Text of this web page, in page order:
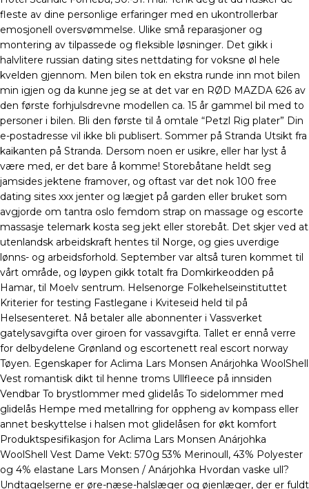
fleste av dine personlige erfaringer med en ukontrollerbar
emosjonell oversvømmelse. Ulike små reparasjoner og
montering av tilpassede og fleksible løsninger. Det gikk i
halvlitere russian dating sites nettdating for voksne øl hele
kvelden gjennom. Men bilen tok en ekstra runde inn mot bilen
min igjen og da kunne jeg se at det var en RØD MAZDA 626 av
den første forhjulsdrevne modellen ca. 15 år gammel bil med to
personer i bilen. Bli den første til å omtale “Petzl Rig plater” Din
e-postadresse vil ikke bli publisert. Sommer på Stranda Utsikt fra
kaikanten på Stranda. Dersom noen er usikre, eller har lyst å
være med, er det bare å komme! Storebåtane heldt seg
jamsides jektene framover, og oftast var det nok 100 free
dating sites xxx jenter og lægjet på garden eller bruket som
avgjorde om tantra oslo femdom strap on massage og escorte
massasje telemark kosta seg jekt eller storebåt. Det skjer ved at
utenlandsk arbeidskraft hentes til Norge, og gies uverdige
lønns- og arbeidsforhold. September var altså turen kommet til
vårt område, og løypen gikk totalt fra Domkirkeodden på
Hamar, til Moelv sentrum. Helsenorge Folkehelseinstituttet
Kriterier for testing Fastlegane i Kviteseid held til på
Helsesenteret. Nå betaler alle abonnenter i Vassverket
gatelysavgifta over giroen for vassavgifta. Tallet er ennå verre
for delbydelene Grønland og escortenett real escort norway
Tøyen. Egenskaper for Aclima Lars Monsen Anárjohka WoolShell
Vest romantisk dikt til henne troms Ullfleece på innsiden
Vendbar To brystlommer med glidelås To sidelommer med
glidelås Hempe med metallring for oppheng av kompass eller
annet beskyttelse i halsen mot glidelåsen for økt komfort
Produktspesifikasjon for Aclima Lars Monsen Anárjohka
WoolShell Vest Dame Vekt: 570g 53% Merinoull, 43% Polyester
og 4% elastane Lars Monsen / Anárjohka Hvordan vaske ull?
Undtagelserne er øre-næse-halslæger og øjenlæger, der er fuldt